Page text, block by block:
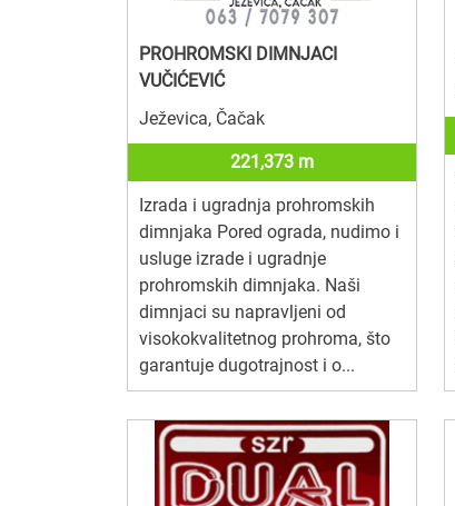
PROHROMSKI DIMNJACI
VUČIĆEVIĆ
Ježevica, Čačak
221,373 m
Izrada i ugradnja prohromskih
dimnjaka Pored ograda, nudimo i
usluge izrade i ugradnje
prohromskih dimnjaka. Naši
dimnjaci su napravljeni od
visokokvalitetnog prohroma, što
garantuje dugotrajnost i o...